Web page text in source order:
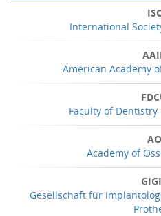
International
American Academy
Faculty of
AO
Academy of
Gesellschaft für